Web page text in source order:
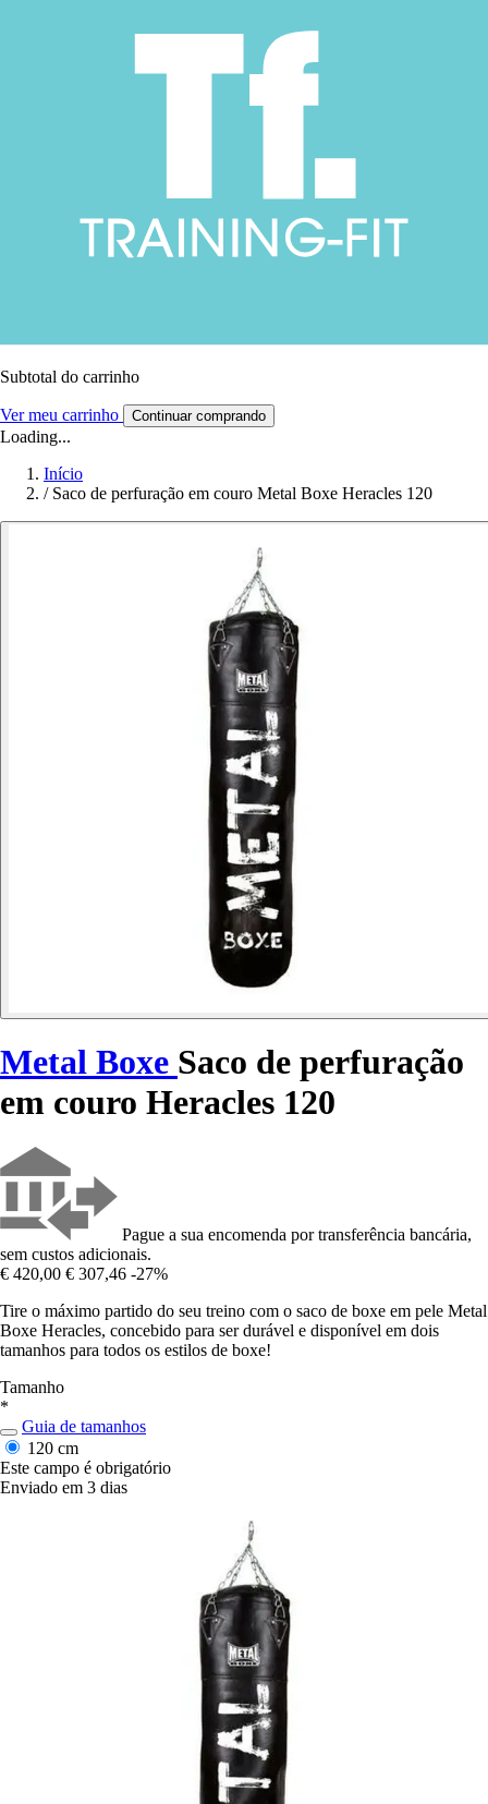
Subtotal do carrinho
Ver meu carrinho Continuar comprando
Loading...
Início
/ Saco de perfuração em couro Metal Boxe Heracles 120
Metal Boxe Saco de perfuração
em couro Heracles 120
Pague a sua encomenda por transferência bancária,
sem custos adicionais.
€ 420,00 € 307,46 -27%
Tire o máximo partido do seu treino com o saco de boxe em pele Metal
Boxe Heracles, concebido para ser durável e disponível em dois
tamanhos para todos os estilos de boxe!
Tamanho
*
Guia de tamanhos
120 cm
Este campo é obrigatório
Enviado em 3 dias